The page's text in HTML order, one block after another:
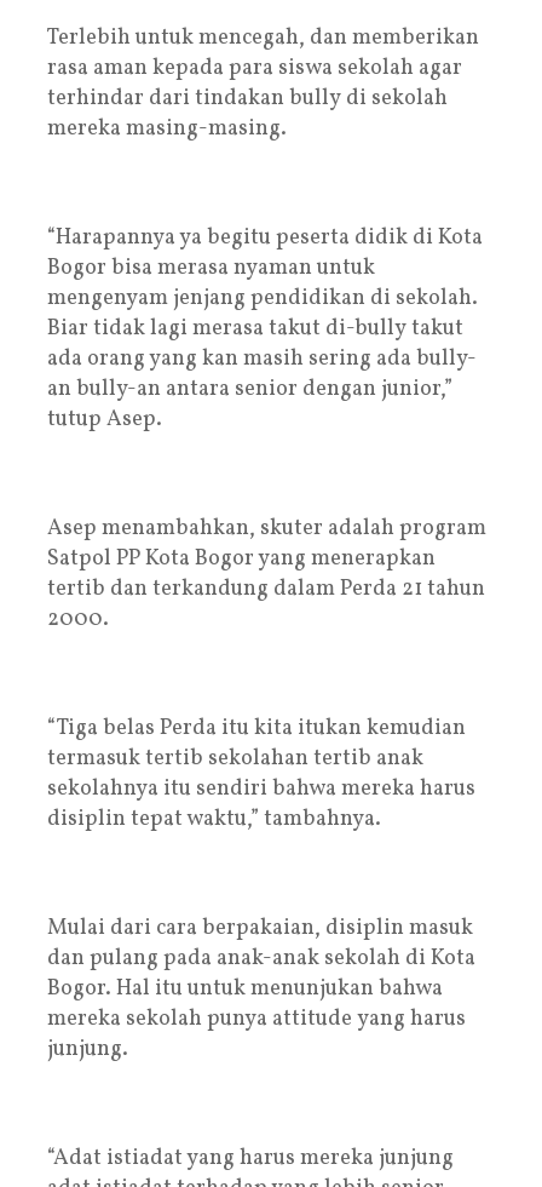
Terlebih untuk mencegah, dan memberikan
rasa aman kepada para siswa sekolah agar
terhindar dari tindakan bully di sekolah
mereka masing-masing.
“Harapannya ya begitu peserta didik di Kota
Bogor bisa merasa nyaman untuk
mengenyam jenjang pendidikan di sekolah.
Biar tidak lagi merasa takut di-bully takut
ada orang yang kan masih sering ada bully-
an bully-an antara senior dengan junior,”
tutup Asep.
Asep menambahkan, skuter adalah program
Satpol PP Kota Bogor yang menerapkan
tertib dan terkandung dalam Perda 21 tahun
2000.
“Tiga belas Perda itu kita itukan kemudian
termasuk tertib sekolahan tertib anak
sekolahnya itu sendiri bahwa mereka harus
disiplin tepat waktu,” tambahnya.
Mulai dari cara berpakaian, disiplin masuk
dan pulang pada anak-anak sekolah di Kota
Bogor. Hal itu untuk menunjukan bahwa
mereka sekolah punya attitude yang harus
junjung.
“Adat istiadat yang harus mereka junjung